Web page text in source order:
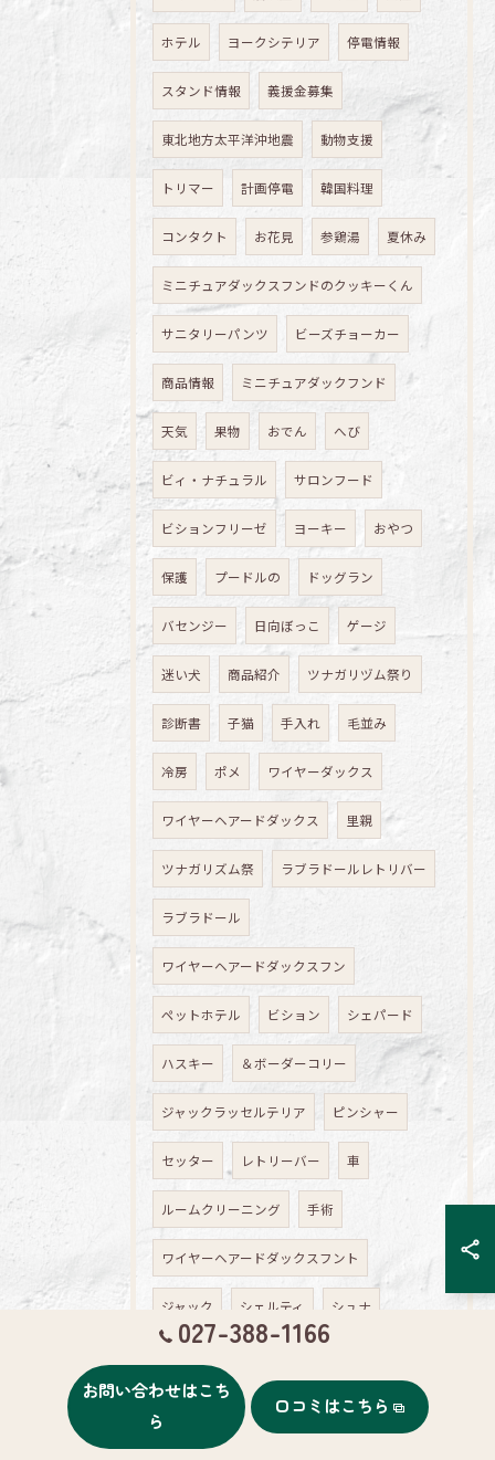
ホテル ヨークシテリア 停電情報
スタンド情報 義援金募集
東北地方太平洋沖地震 動物支援
トリマー 計画停電 韓国料理
コンタクト お花見 参鶏湯 夏休み
ミニチュアダックスフンドのクッキーくん
サニタリーパンツ ビーズチョーカー
商品情報 ミニチュアダックフンド
天気 果物 おでん へび
ビィ・ナチュラル サロンフード
ビションフリーゼ ヨーキー おやつ
保護 プードルの ドッグラン
バセンジー 日向ぼっこ ゲージ
迷い犬 商品紹介 ツナガリヅム祭り
診断書 子猫 手入れ 毛並み
冷房 ポメ ワイヤーダックス
ワイヤーヘアードダックス 里親
ツナガリズム祭 ラブラドールレトリバー
ラブラドール
ワイヤーヘアードダックスフン
ペットホテル ビション シェパード
ハスキー ＆ボーダーコリー
ジャックラッセルテリア ピンシャー
セッター レトリーバー 車
ルームクリーニング 手術
ワイヤーヘアードダックスフント
ジャック シェルティ シュナ
ゴールデンレトリバー
オーストラリアンシェパード
027-388-1166
お問い合わせはこち
ら
口コミはこちら